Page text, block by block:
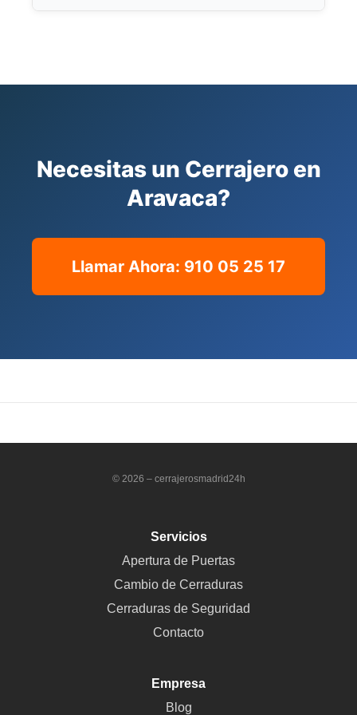
vivienda unifamiliar y chalet.
Necesitas un Cerrajero en
Aravaca?
Llamar Ahora: 910 05 25 17
© 2026 – cerrajerosmadrid24h
Servicios
Apertura de Puertas
Cambio de Cerraduras
Cerraduras de Seguridad
Contacto
Empresa
Blog